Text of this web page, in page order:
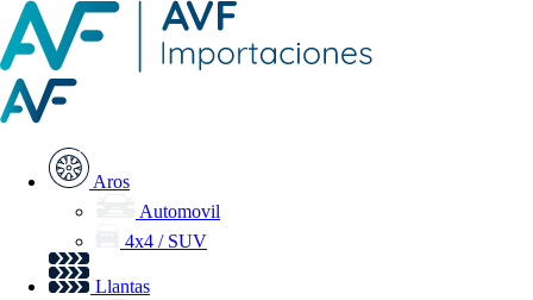
Aros
Automovil
4x4 / SUV
Llantas